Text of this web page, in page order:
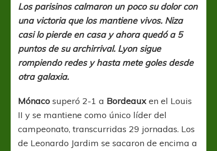
en
carrera,
a
Niza
lo
relegó
un
Los parisinos calmaron un poco su dolor con
una victoria que los mantiene vivos. Niza
casi lo pierde en casa y ahora quedó a 5
puntos de su archirrival. Lyon sigue
rompiendo redes y hasta mete goles desde
otra galaxia.
Mónaco superó 2-1 a Bordeauxen el Louis
II y se mantiene como único líder del
campeonato, transcurridas 29 jornadas. Los
de Leonardo Jardim se sacaron de encima a